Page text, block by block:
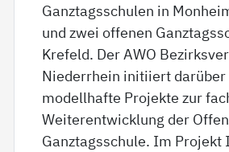
Ganztagsschulen in
und zwei offenen
Krefeld. Der AWO
Niederrhein initiiert darüber
modellhafte Projekte zur
Weiterentwicklung der
Ganztagsschule. Im Projekt